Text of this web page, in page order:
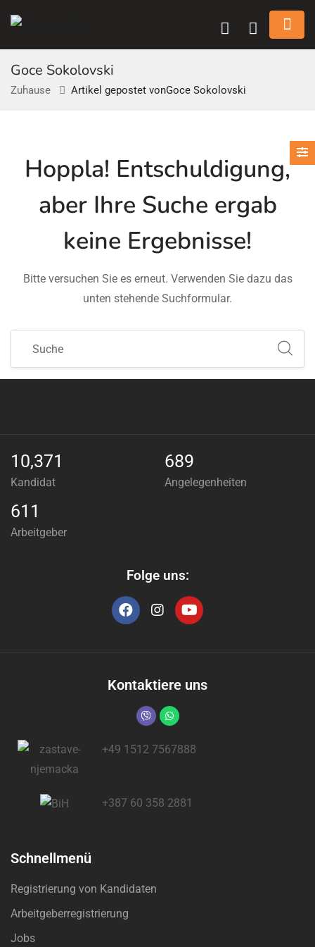
submenu
Goce Sokolovski
Zuhause Artikel gepostet vonGoce Sokolovski
Hoppla! Entschuldigung,
aber Ihre Suche ergab
keine Ergebnisse!
Bitte versuchen Sie es erneut. Verwenden Sie dazu das
unten stehende Suchformular.
10,371
Kandidat
689
Angelegenheiten
611
Arbeitgeber
Folge uns:
Kontaktiere uns
+49 1512 7567888
+387 60 358 2881
Schnellmenü
Registrierung von Kandidaten
Arbeitgeberregistrierung
Jobs